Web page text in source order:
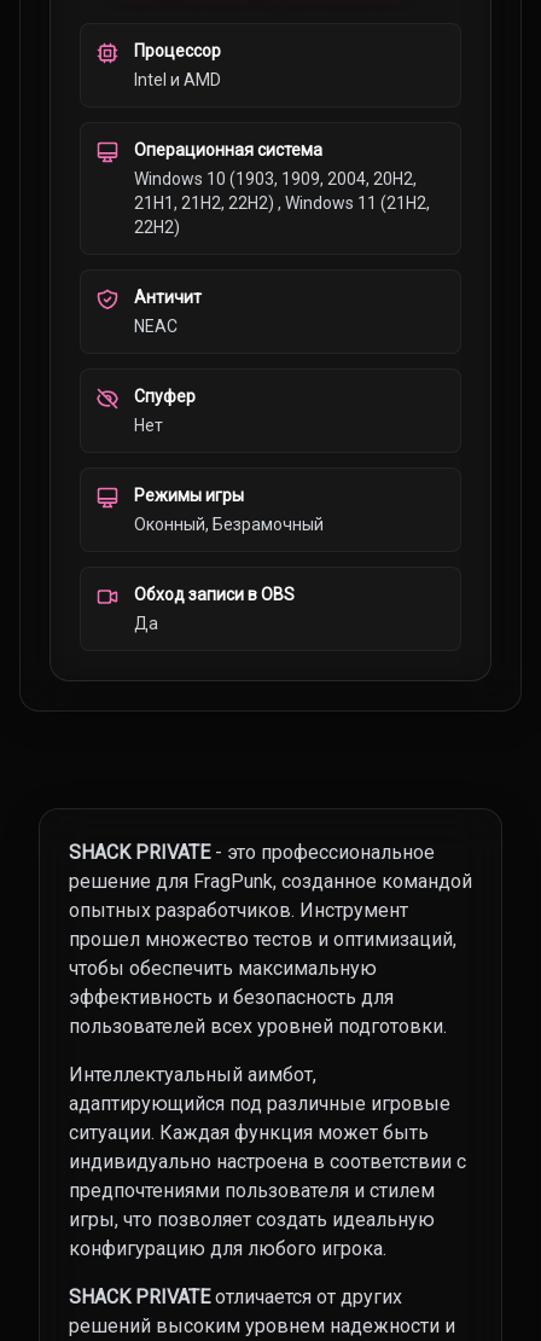
Процессор
Intel и AMD
Операционная система
Windows 10 (1903, 1909, 2004, 20H2,
21H1, 21H2, 22H2) , Windows 11 (21H2,
22H2)
Античит
NEAC
Спуфер
Нет
Режимы игры
Оконный, Безрамочный
Обход записи в OBS
Да
SHACK PRIVATE- это профессиональное
решение для FragPunk, созданное командой
опытных разработчиков. Инструмент
прошел множество тестов и оптимизаций,
чтобы обеспечить максимальную
эффективность и безопасность для
пользователей всех уровней подготовки.
Интеллектуальный аимбот,
адаптирующийся под различные игровые
ситуации. Каждая функция может быть
индивидуально настроена в соответствии с
предпочтениями пользователя и стилем
игры, что позволяет создать идеальную
конфигурацию для любого игрока.
SHACK PRIVATEотличается от других
решений высоким уровнем надежности и